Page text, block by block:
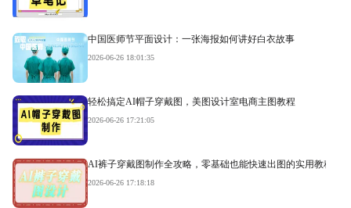
中国医师节平面设计：一张海报如何讲好白衣故事
2026-06-26 18:01:35
轻松搞定AI帽子穿戴图，美图设计室电商主图教程
2026-06-26 17:21:05
AI裤子穿戴图制作全攻略，零基础也能快速出图的实用教程
2026-06-26 17:18:18